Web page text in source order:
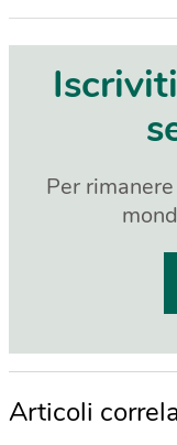
Per
Articoli